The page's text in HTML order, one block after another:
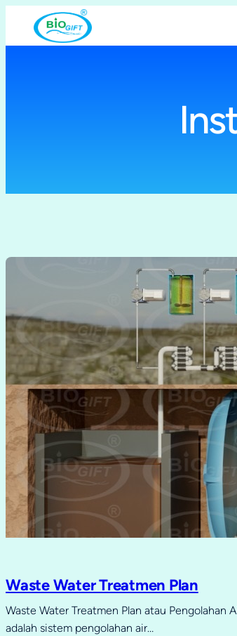
Lewati
Waste Water Treatmen Plan
Waste Water Treatmen Plan atau Pengolahan
adalah sistem pengolahan air…